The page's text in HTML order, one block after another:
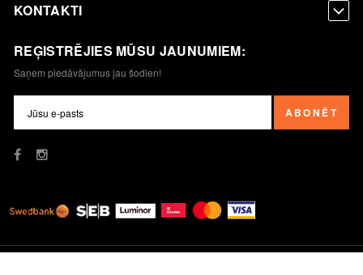
KONTAKTI
REĢISTRĒJIES MŪSU JAUNUMIEM:
Saņem piedāvājumus jau šodien!
ABONĒT